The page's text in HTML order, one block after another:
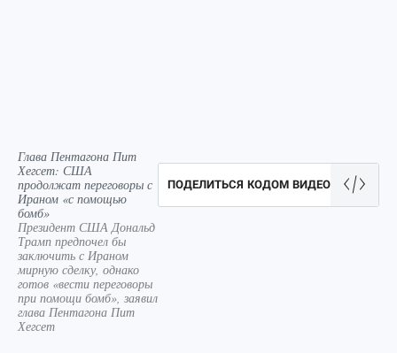
Глава Пентагона Пит
Хегсет: США
продолжат переговоры с
Ираном «с помощью
бомб»
Президент США Дональд
Трамп предпочел бы
заключить с Ираном
мирную сделку, однако
готов «вести переговоры
при помощи бомб», заявил
глава Пентагона Пит
Хегсет
ПОДЕЛИТЬСЯ КОДОМ ВИДЕО